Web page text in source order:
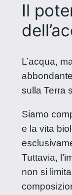
Il
L’acqua,
sulla Terra
Siamo
e la vita
Tuttavia,
non si